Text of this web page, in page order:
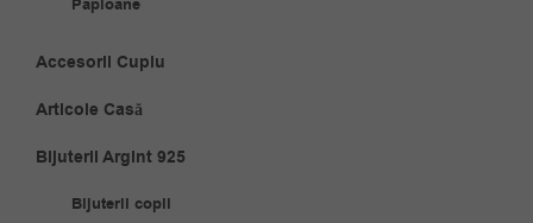
Papioane
Accesorii Cuplu
Articole Casă
Bijuterii Argint 925
Bijuterii copii